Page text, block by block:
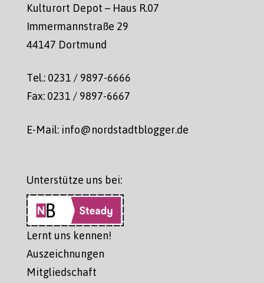
Kulturort Depot – Haus R.07
Immermannstraße 29
44147 Dortmund
Tel.: 0231 / 9897-6666
Fax: 0231 / 9897-6667
E-Mail: info@nordstadtblogger.de
Unterstütze uns bei:
Lernt uns kennen!
Auszeichnungen
Mitgliedschaft